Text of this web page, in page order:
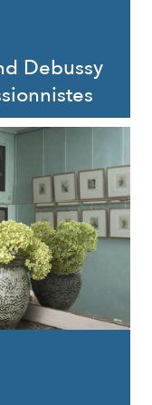
Debussy